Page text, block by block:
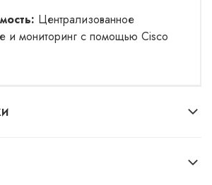
Централизованное
и мониторинг с помощью Cisco